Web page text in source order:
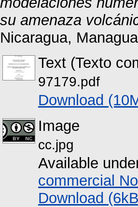
su amenaza
Nicaragua,
Text (Texto
97179.pdf
Download
Image
cc.jpg
Available
commercial
Download